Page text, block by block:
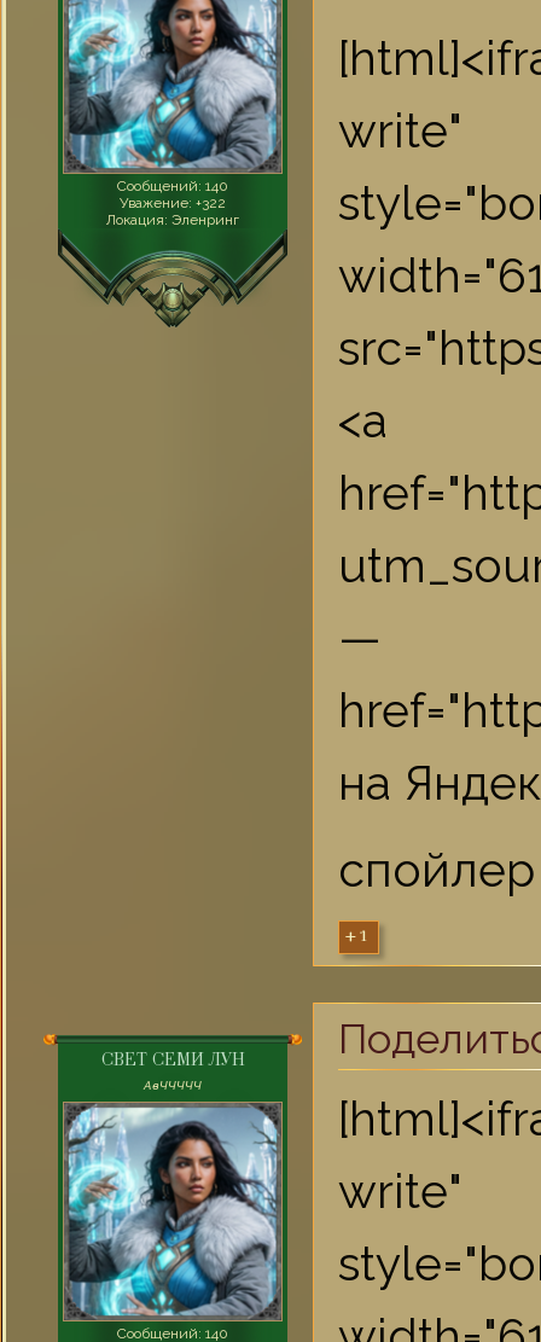
Сообщений: 140
Уважение: +322
Локация: Эленринг
write"
<a
на
+1
СВЕТ СЕМИ ЛУН
AвЧЧЧЧЧ
Сообщений: 140
write"